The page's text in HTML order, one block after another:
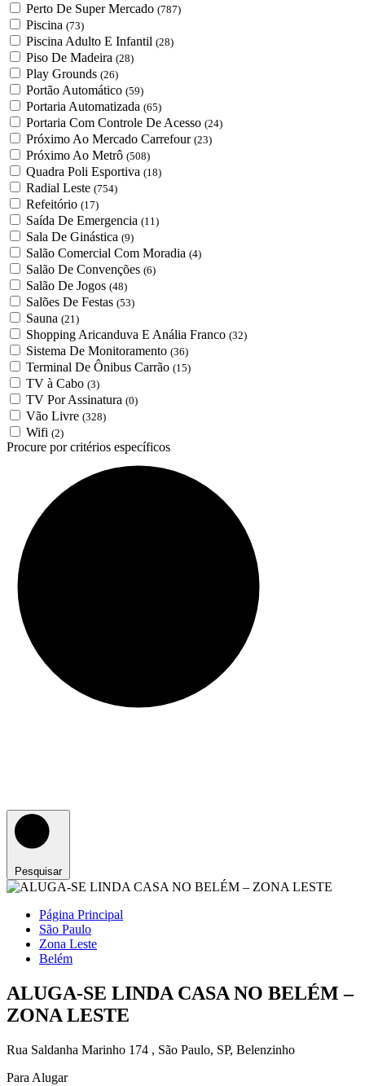
Perto De Super Mercado (787)
Piscina (73)
Piscina Adulto E Infantil (28)
Piso De Madeira (28)
Play Grounds (26)
Portão Automático (59)
Portaria Automatizada (65)
Portaria Com Controle De Acesso (24)
Próximo Ao Mercado Carrefour (23)
Próximo Ao Metrô (508)
Quadra Poli Esportiva (18)
Radial Leste (754)
Refeitório (17)
Saída De Emergencia (11)
Sala De Ginástica (9)
Salão Comercial Com Moradia (4)
Salão De Convenções (6)
Salão De Jogos (48)
Salões De Festas (53)
Sauna (21)
Shopping Aricanduva E Anália Franco (32)
Sistema De Monitoramento (36)
Terminal De Ônibus Carrão (15)
TV à Cabo (3)
TV Por Assinatura (0)
Vão Livre (328)
Wifi (2)
Procure por critérios específicos
Pesquisar
Página Principal
São Paulo
Zona Leste
Belém
ALUGA-SE LINDA CASA NO BELÉM –
ZONA LESTE
Rua Saldanha Marinho 174 , São Paulo, SP, Belenzinho
Para Alugar